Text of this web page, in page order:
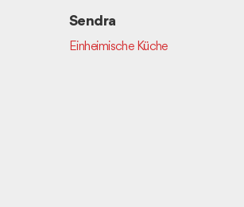
Sendra
Einheimische Küche